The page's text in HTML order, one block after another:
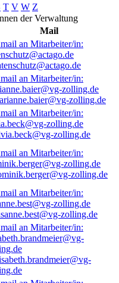
T V W Z
der Verwaltung
Mail
zolling.de
zolling.de
zolling.de
zolling.de